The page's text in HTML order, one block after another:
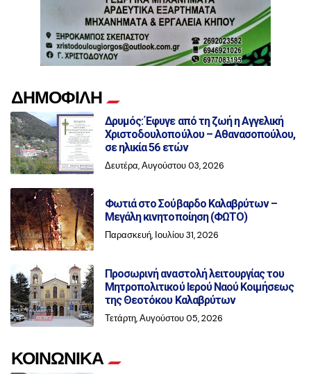
ΔΗΜΟΦΙΛΗ
Δρυμός: Έφυγε από τη ζωή η Αγγελική
Χριστοδουλοπούλου – Αθανασοπούλου,
σε ηλικία 56 ετών
Δευτέρα, Αυγούστου 03, 2026
Φωτιά στο Σούβαρδο Καλαβρύτων –
Μεγάλη κινητοποίηση (ΦΩΤΟ)
Παρασκευή, Ιουλίου 31, 2026
Προσωρινή αναστολή λειτουργίας του
Μητροπολιτικού Ιερού Ναού Κοιμήσεως
της Θεοτόκου Καλαβρύτων
Τετάρτη, Αυγούστου 05, 2026
ΚΟΙΝΩΝΙΚΑ